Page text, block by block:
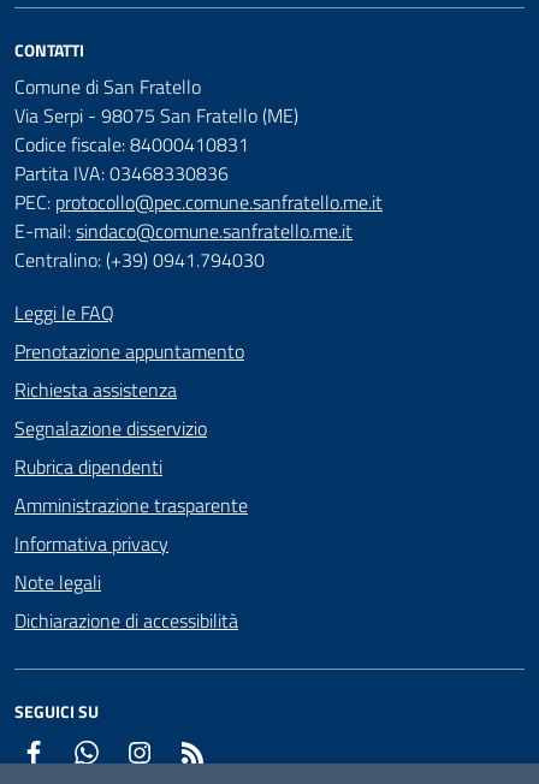
CONTATTI
Comune di San Fratello
Via Serpi - 98075 San Fratello (ME)
Codice fiscale: 84000410831
Partita IVA: 03468330836
PEC: protocollo@pec.comune.sanfratello.me.it
E-mail:sindaco@comune.sanfratello.me.it
Centralino: (+39) 0941.794030
Leggi le FAQ
Prenotazione appuntamento
Richiesta assistenza
Segnalazione disservizio
Rubrica dipendenti
Amministrazione trasparente
Informativa privacy
Note legali
Dichiarazione di accessibilità
SEGUICI SU
Facebook WhatsAppInstagram